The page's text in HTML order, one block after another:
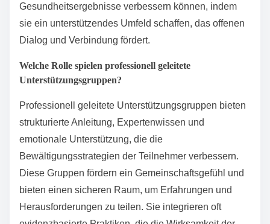
Gesundheitsergebnisse verbessern können, indem
sie ein unterstützendes Umfeld schaffen, das offenen
Dialog und Verbindung fördert.
Welche Rolle spielen professionell geleitete
Unterstützungsgruppen?
Professionell geleitete Unterstützungsgruppen bieten
strukturierte Anleitung, Expertenwissen und
emotionale Unterstützung, die die
Bewältigungsstrategien der Teilnehmer verbessern.
Diese Gruppen fördern ein Gemeinschaftsgefühl und
bieten einen sicheren Raum, um Erfahrungen und
Herausforderungen zu teilen. Sie integrieren oft